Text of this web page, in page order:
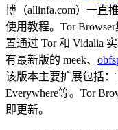
博（allinfa.com）一直
使用教程。Tor
置通过 Tor 和 Vidalia
有最新版的 meek、
该版本主要扩展包括：
Everywhere等。Tor
即更新。